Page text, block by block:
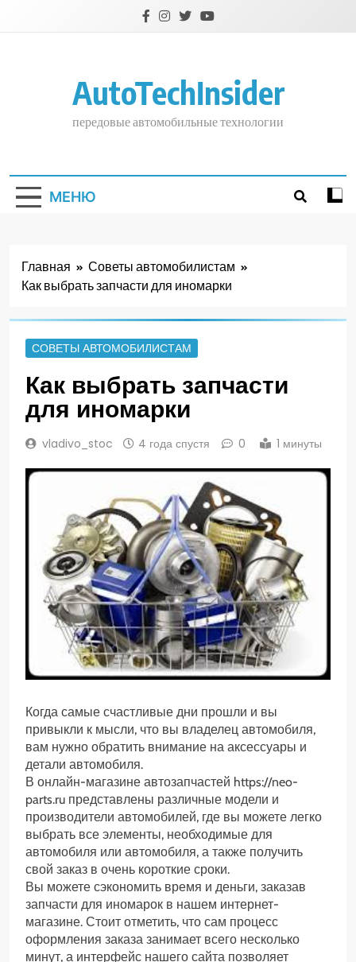
AutoTechInsider
передовые автомобильные технологии
МЕНЮ
Главная
Советы автомобилистам
Как выбрать запчасти для иномарки
СОВЕТЫ АВТОМОБИЛИСТАМ
Как выбрать запчасти
для иномарки
vladivo_stoc 4 года спустя 0 1 минуты
Когда самые счастливые дни прошли и вы
привыкли к мысли, что вы владелец автомобиля,
вам нужно обратить внимание на аксессуары и
детали автомобиля.
В онлайн-магазине автозапчастей https://neo-
parts.ru представлены различные модели и
производители автомобилей, где вы можете легко
выбрать все элементы, необходимые для
автомобиля или автомобиля, а также получить
свой заказ в очень короткие сроки.
Вы можете сэкономить время и деньги, заказав
запчасти для иномарок в нашем интернет-
магазине. Стоит отметить, что сам процесс
оформления заказа занимает всего несколько
минут, а интерфейс нашего сайта позволяет